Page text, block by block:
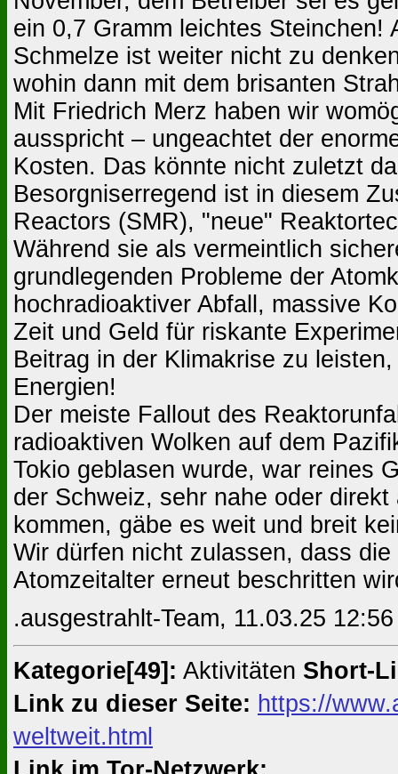
ein 0,7 Gramm leichtes Steinchen!
Schmelze ist weiter nicht zu
wohin dann mit dem brisanten
Mit Friedrich Merz haben wir
ausspricht – ungeachtet der
Kosten. Das könnte nicht zuletzt
Besorgniserregend ist in diesem
Reactors (SMR), "neue"
Während sie als vermeintlich
grundlegenden Probleme der
hochradioaktiver Abfall, massive
Zeit und Geld für riskante
Beitrag in der Klimakrise zu
Energien!
Der meiste Fallout des
radioaktiven Wolken auf dem
Tokio geblasen wurde, war reines
der Schweiz, sehr nahe oder
kommen, gäbe es weit und breit
Wir dürfen nicht zulassen, dass
Atomzeitalter erneut beschritten
.ausgestrahlt-Team, 11.03.25 12:56
Kategorie[49]: Aktivitäten Short-
Link zu dieser Seite: https://
weltweit.html